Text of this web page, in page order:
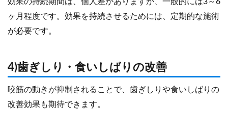
ヶ月程度です。効果を持続させるためには、定期的な施術
が必要です。
4)歯ぎしり・食いしばりの改善
咬筋の動きが抑制されることで、歯ぎしりや食いしばりの
改善効果も期待できます。